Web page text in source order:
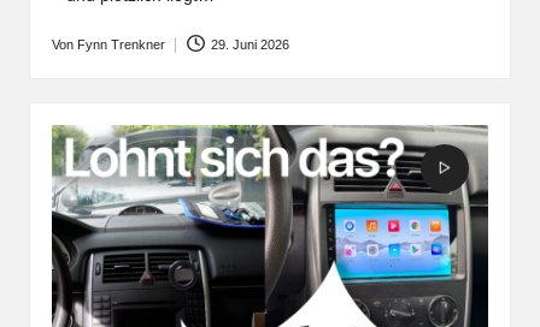
Posted
Von Fynn Trenkner 29. Juni 2026